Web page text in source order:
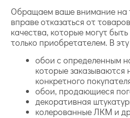
Обращаем ваше внимание на
вправе отказаться от
качества, которые могут
только приобретателем. В
обои с определенным
которые заказываются
конкретного
обои, продающиеся
декоративная
колерованные ЛКМ и